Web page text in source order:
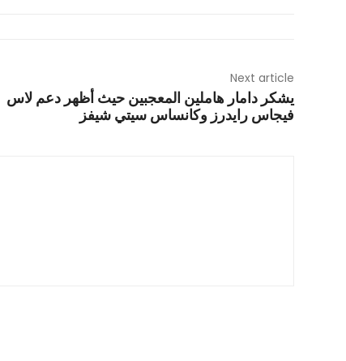
Next article
يشكر دامار هاملين المعجبين حيث أظهر دعم لاس
فيجاس رايدرز وكانساس سيتي شيفز